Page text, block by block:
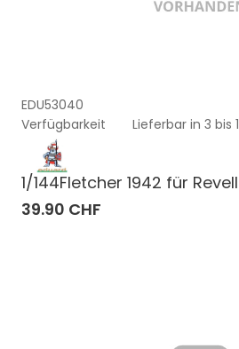
EDU53040
Verfügbarkeit
Lieferbar in 3 bis
1/144Fletcher 1942 für
39.90 CHF